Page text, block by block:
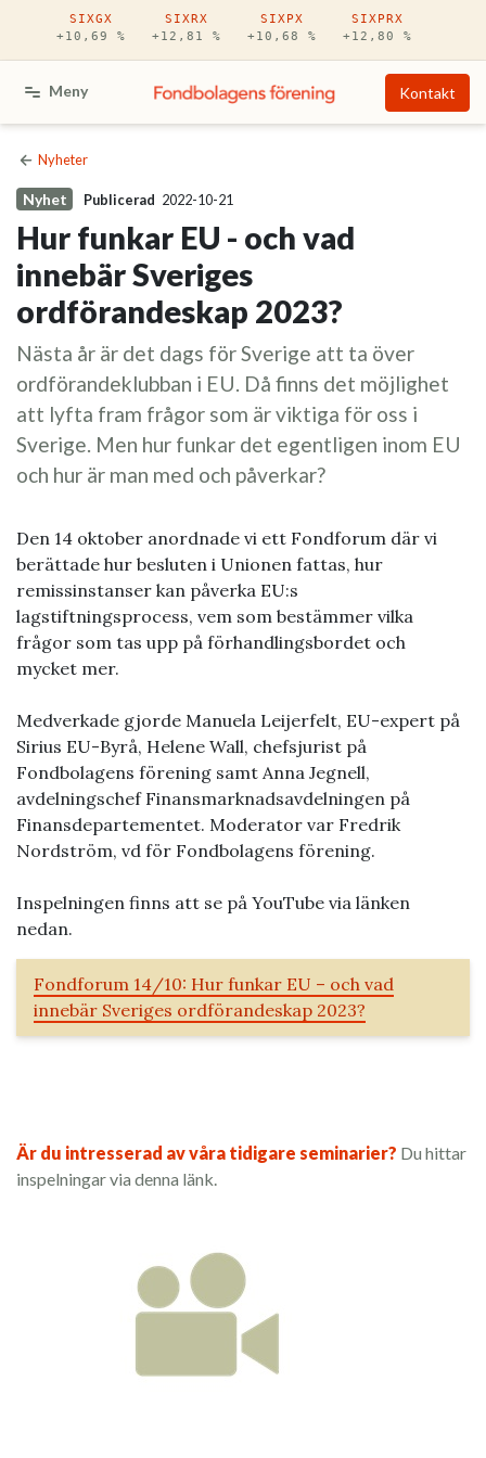
Hoppa till huvudinnehåll
SIXGX
+10,69 %
SIXRX
+12,81 %
SIXPX
+10,68 %
SIXPRX
+12,80 %
Meny Kontakt
Nyheter
Nyhet Publicerad 2022-10-21
Hur funkar EU - och vad
innebär Sveriges
ordförandeskap 2023?
Nästa år är det dags för Sverige att ta över
ordförandeklubban i EU. Då finns det möjlighet
att lyfta fram frågor som är viktiga för oss i
Sverige. Men hur funkar det egentligen inom EU
och hur är man med och påverkar?
Den 14 oktober anordnade vi ett Fondforum där vi
berättade hur besluten i Unionen fattas, hur
remissinstanser kan påverka EU:s
lagstiftningsprocess, vem som bestämmer vilka
frågor som tas upp på förhandlingsbordet och
mycket mer.
Medverkade gjorde Manuela Leijerfelt, EU-expert på
Sirius EU-Byrå, Helene Wall, chefsjurist på
Fondbolagens förening samt Anna Jegnell,
avdelningschef Finansmarknadsavdelningen på
Finansdepartementet. Moderator var Fredrik
Nordström, vd för Fondbolagens förening.
Inspelningen finns att se på YouTube via länken
nedan.
Fondforum 14/10: Hur funkar EU – och vad
innebär Sveriges ordförandeskap 2023?
Är du intresserad av våra tidigare seminarier? Du hittar
inspelningar via denna länk.